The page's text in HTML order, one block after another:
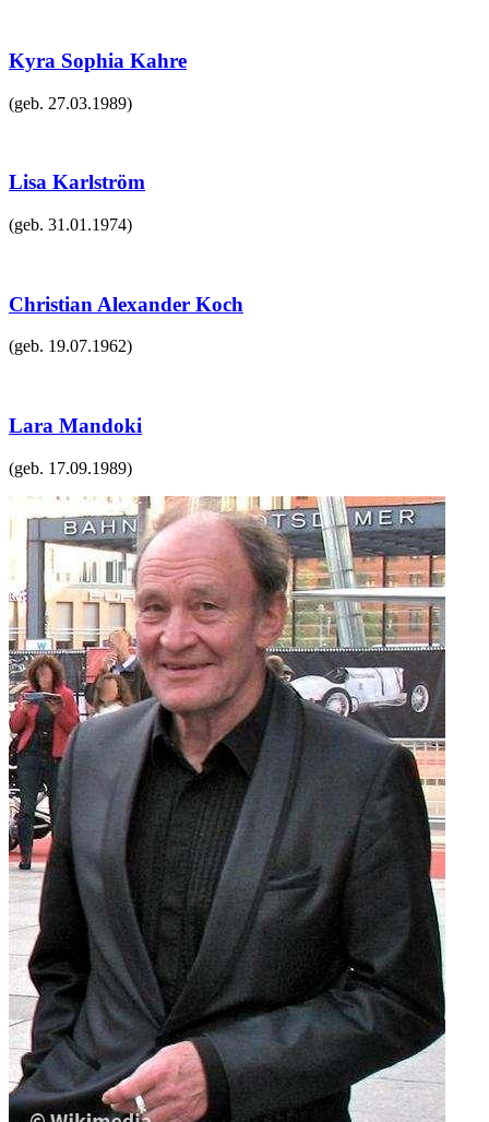
Kyra Sophia Kahre
(geb. 27.03.1989)
Lisa Karlström
(geb. 31.01.1974)
Christian Alexander Koch
(geb. 19.07.1962)
Lara Mandoki
(geb. 17.09.1989)